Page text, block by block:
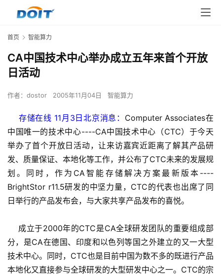
首页 智能算力
CA中国技术中心举办成立五年来首个开放
日活动
作者： dostor 2005年11月04日 智能算力
存储在线 11月3日北京消息： Computer Associates在
中国唯一的技术中心----CA中国技术中心（CTC）于今天
举办了首个开放日活动，让来访嘉宾近距离了解其产品研
发、质量保证、本地化等工作，并公布了CTC未来的发展规
划。同时，作为CA智能存储解决方案最新版本----
BrightStor r11.5研发的中坚力量，CTC的代表也出席了同
日举行的产品发布会，与大家共享产品发布的喜悦。
成立于2000年的CTC是CA全球研发团队的重要组成部
分，是CA在德国、印度和以色列等国之外建立的又一大型
技术中心。同时，CTC也是目前中国为数不多的既进行产品
本地化又直接参与全球研发的大型研发中心之一。CTC的宗